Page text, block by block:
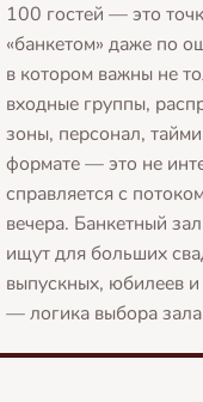
100 гостей — это
«банкетом» даже по
в котором важны не
входные группы,
зоны, персонал,
формате — это не
справляется с
вечера. Банкетный
ищут для больших
выпускных, юбилеев
— логика выбора